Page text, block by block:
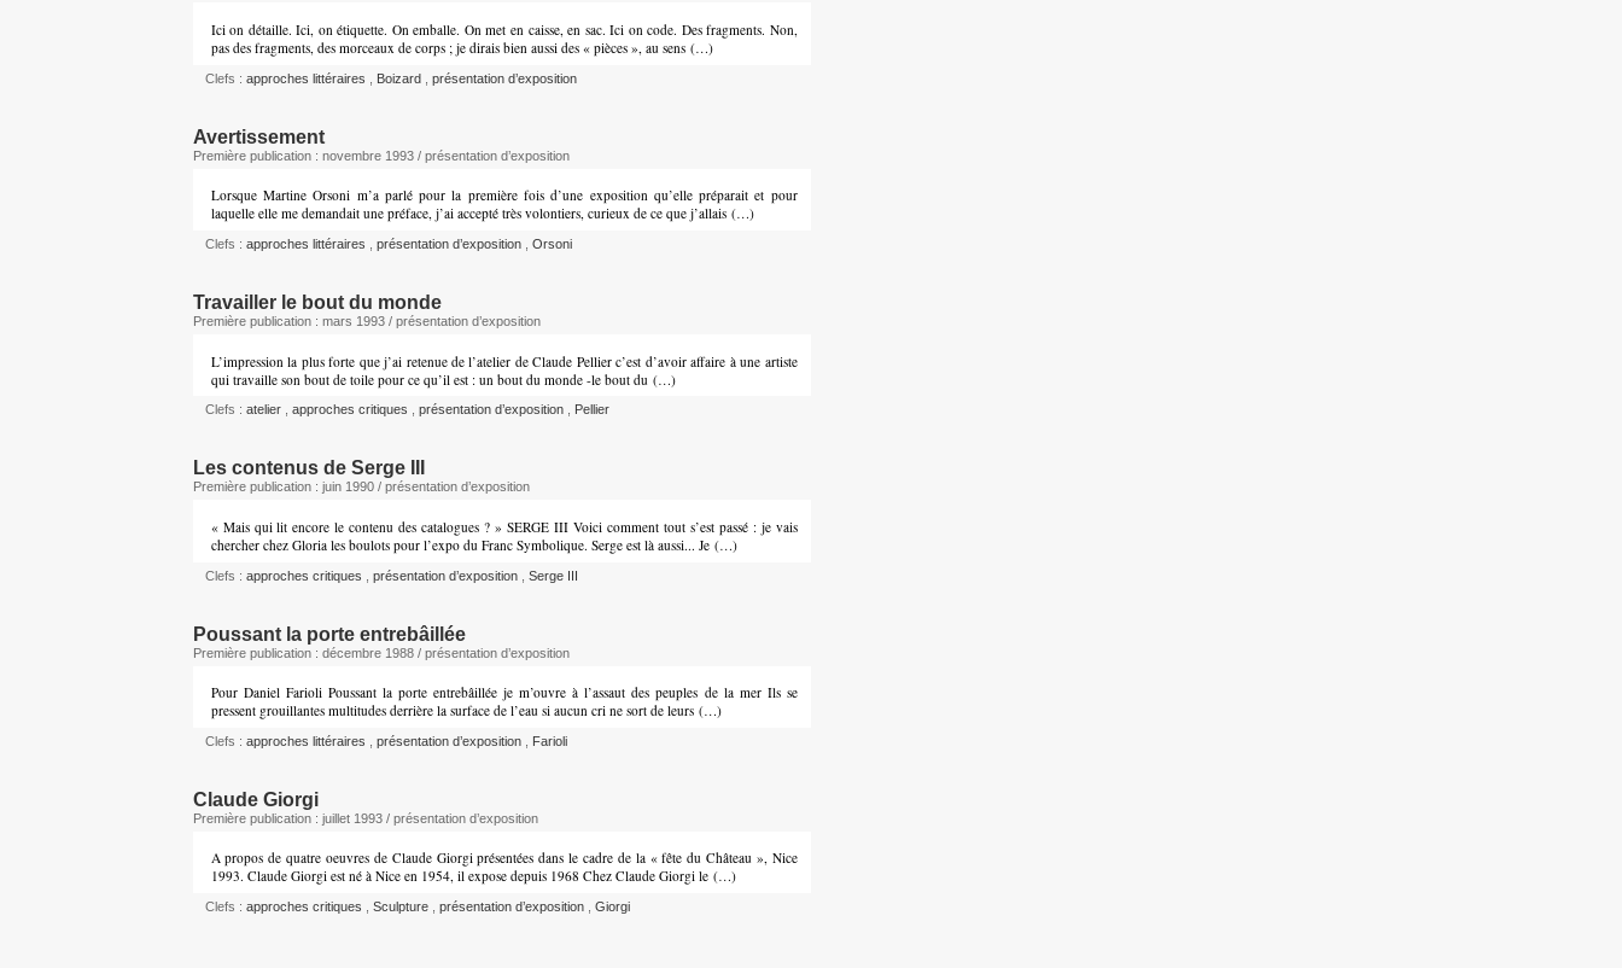
Ici on détaille. Ici, on étiquette. On emballe. On met en caisse, en sac. Ici on code. Des fragments. Non,
pas des fragments, des morceaux de corps ; je dirais bien aussi des « pièces », au sens (…)
Clefs : approches littéraires Boizard présentation d’exposition
Avertissement
Première publication : novembre 1993 / présentation d’exposition
Lorsque Martine Orsoni m’a parlé pour la première fois d’une exposition qu’elle préparait et pour
laquelle elle me demandait une préface, j’ai accepté très volontiers, curieux de ce que j’allais (…)
Clefs : approches littéraires présentation d’exposition Orsoni
Travailler le bout du monde
Première publication : mars 1993 / présentation d’exposition
L’impression la plus forte que j’ai retenue de l’atelier de Claude Pellier c’est d’avoir affaire à une artiste
qui travaille son bout de toile pour ce qu’il est : un bout du monde -le bout du (…)
Clefs : atelier approches critiques présentation d’exposition Pellier
Les contenus de Serge III
Première publication : juin 1990 / présentation d’exposition
« Mais qui lit encore le contenu des catalogues ? » SERGE III Voici comment tout s’est passé : je vais
chercher chez Gloria les boulots pour l’expo du Franc Symbolique. Serge est là aussi... Je (…)
Clefs : approches critiques présentation d’exposition Serge III
Poussant la porte entrebâillée
Première publication : décembre 1988 / présentation d’exposition
Pour Daniel Farioli Poussant la porte entrebâillée je m’ouvre à l’assaut des peuples de la mer Ils se
pressent grouillantes multitudes derrière la surface de l’eau si aucun cri ne sort de leurs (…)
Clefs : approches littéraires présentation d’exposition Farioli
Claude Giorgi
Première publication : juillet 1993 / présentation d’exposition
A propos de quatre oeuvres de Claude Giorgi présentées dans le cadre de la « fête du Château », Nice
1993. Claude Giorgi est né à Nice en 1954, il expose depuis 1968 Chez Claude Giorgi le (…)
Clefs : approches critiques Sculpture présentation d’exposition Giorgi